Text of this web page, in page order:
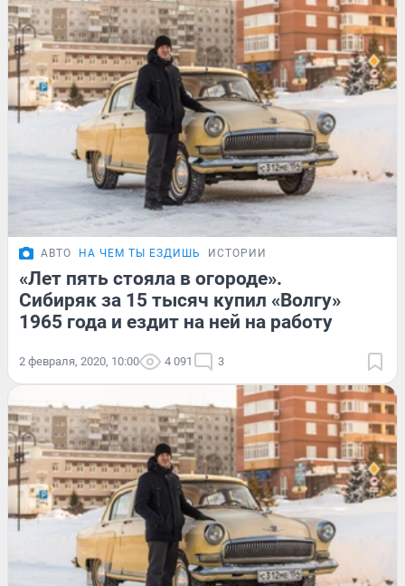
АВТО НА ЧЕМ ТЫ ЕЗДИШЬ ИСТОРИИ
«Лет пять стояла в огороде».
Сибиряк за 15 тысяч купил «Волгу»
1965 года и ездит на ней на работу
2 февраля, 2020, 10:00 4 091 3